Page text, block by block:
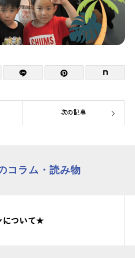
次の記事
コラム・読み物
について★